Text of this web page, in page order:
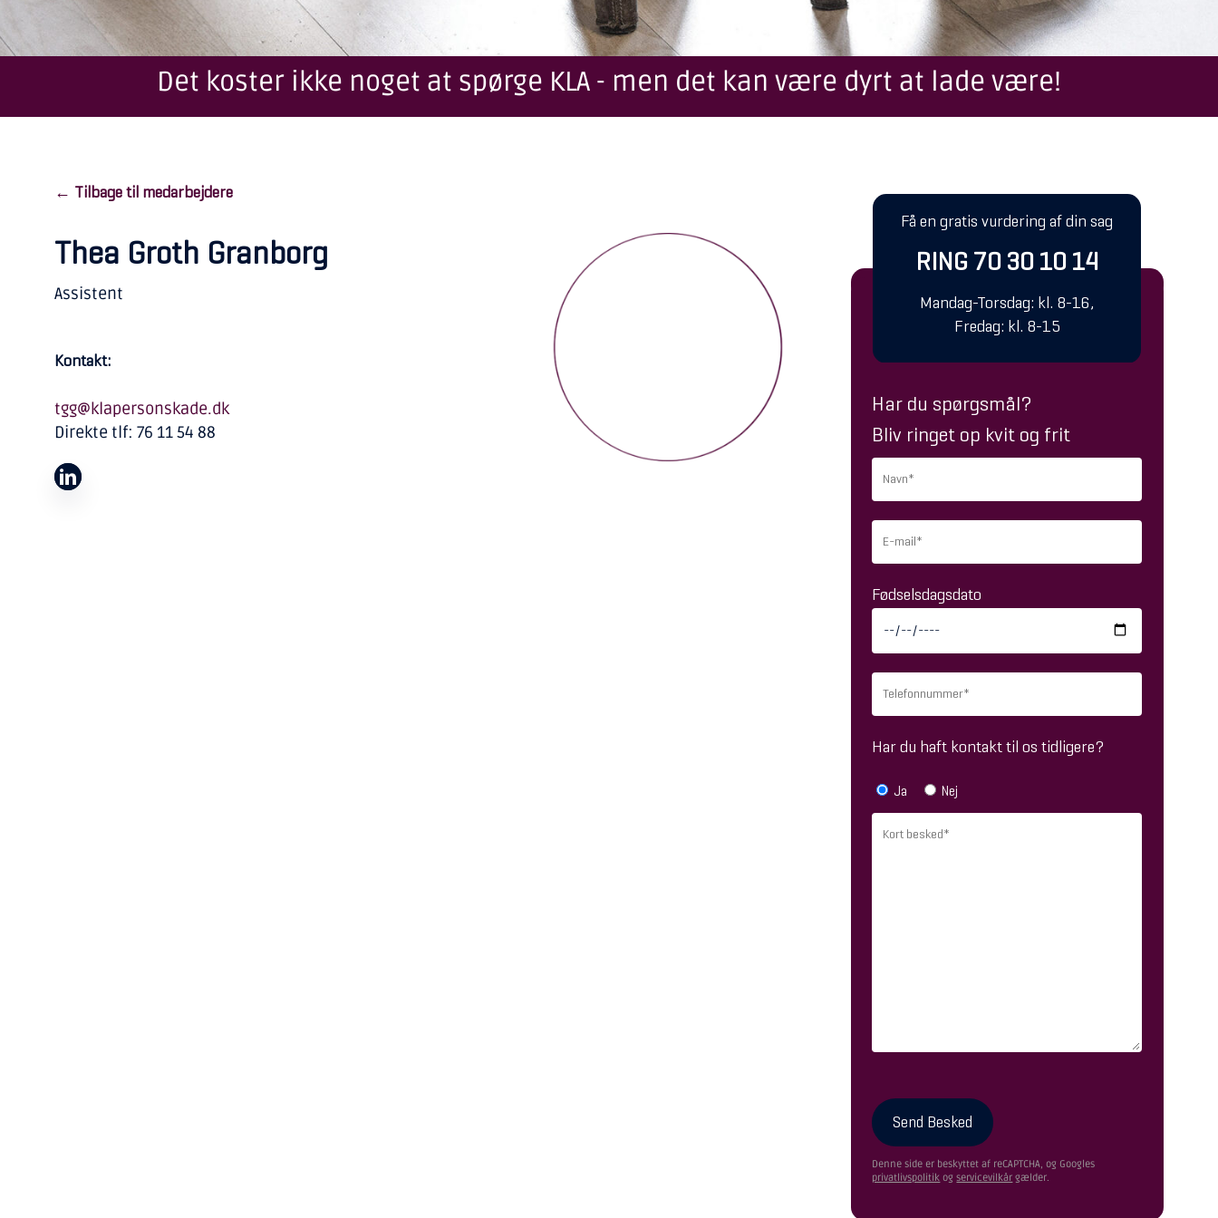
Det koster ikke noget at spørge KLA - men det kan være dyrt at lade være!
← Tilbage til medarbejdere
Thea Groth Granborg
Assistent
Kontakt:
tgg@klapersonskade.dk
Direkte tlf: 76 11 54 88
Få en gratis vurdering af din sag
RING 70 30 10 14
Mandag-Torsdag: kl. 8-16,
Fredag: kl. 8-15
Har du spørgsmål?
Bliv ringet op kvit og frit
Fødselsdagsdato
Har du haft kontakt til os tidligere?
Ja Nej
Denne side er beskyttet af reCAPTCHA, og Googles
privatlivspolitik ogservicevilkår gælder.